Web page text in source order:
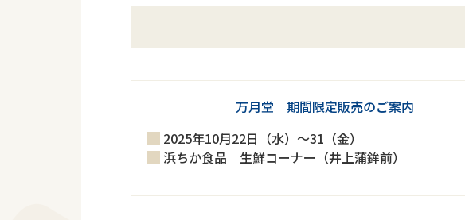
万月堂 期間限定販売のご案内
2025年10月22日（水）～31（金）
浜ちか食品 生鮮コーナー（井上蒲鉾前）